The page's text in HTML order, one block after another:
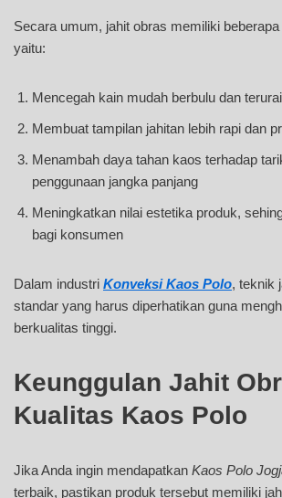
Secara umum, jahit obras memiliki
yaitu:
Mencegah kain mudah berbulu dan terurai
Membuat tampilan jahitan lebih rapi dan
Menambah daya tahan kaos terhadap
penggunaan jangka panjang
Meningkatkan nilai estetika produk,
bagi konsumen
Dalam industri Konveksi Kaos Polo, teknik
standar yang harus diperhatikan guna
berkualitas tinggi.
Keunggulan Jahit
Kualitas Kaos Polo
Jika Anda ingin mendapatkan Kaos Polo
terbaik, pastikan produk tersebut memiliki